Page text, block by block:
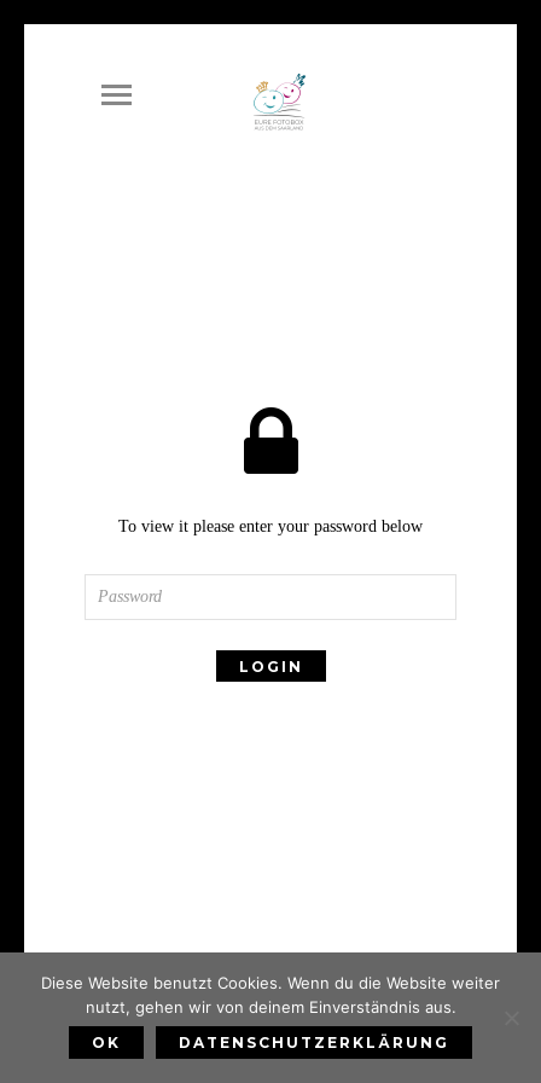
To view it please enter your password below
Diese Website benutzt Cookies. Wenn du die Website weiter
nutzt, gehen wir von deinem Einverständnis aus.
OK DATENSCHUTZERKLÄRUNG